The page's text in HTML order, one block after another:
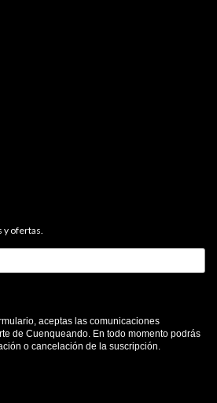
ofertas.
aceptas las comunicaciones
de Cuenqueando. En todo momento podrás
o cancelación de la suscripción.